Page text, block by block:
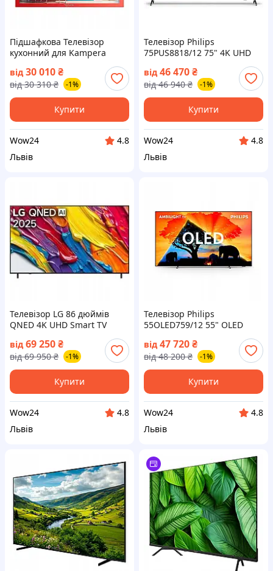
Підшафкова Телевізор
кухонний для Kampera
Sylvox 15.6" Smart TV Full HD
(на📦Замовлення)
від 30 010₴
від 30 310 ₴ -1%
Купити
Wow24
4.8
Львів
Телевізор Philips
75PUS8818/12 75" 4K UHD
Ambilight (на📦Замовлення)
від 46 470₴
від 46 940 ₴ -1%
Купити
Wow24
4.8
Львів
Телевізор LG 86 дюймів
QNED 4K UHD Smart TV
WebOS (на📦Замовлення)
від 69 250₴
від 69 950 ₴ -1%
Купити
Wow24
4.8
Львів
Телевізор Philips
55OLED759/12 55" OLED
Ambilight TV (на📦
Замовлення)
від 47 720₴
від 48 200 ₴ -1%
Купити
Wow24
4.8
Львів